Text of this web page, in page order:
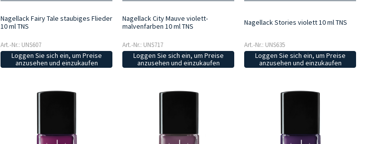
Nagellack Fairy Tale staubiges Flieder
10 ml TNS
Art.-Nr.: UNS607
Loggen Sie sich ein, um Preise
anzusehen und einzukaufen
Nagellack City Mauve violett-
malvenfarben 10 ml TNS
Art.-Nr.: UNS717
Loggen Sie sich ein, um Preise
anzusehen und einzukaufen
Nagellack Stories violett 10 ml TNS
Art.-Nr.: UNS635
Loggen Sie sich ein, um Preise
anzusehen und einzukaufen